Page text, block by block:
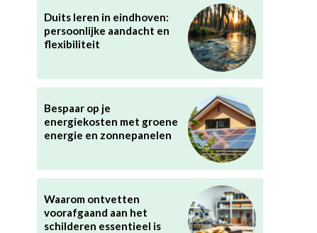
Duits leren in eindhoven:
persoonlijke aandacht en
flexibiliteit
Bespaar op je
energiekosten met groene
energie en zonnepanelen
Waarom ontvetten
voorafgaand aan het
schilderen essentieel is